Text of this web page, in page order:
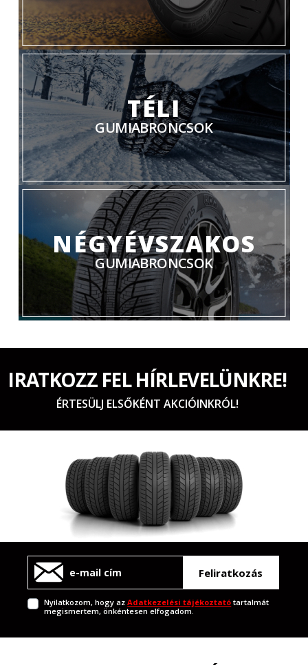
TÉLI
GUMIABRONCSOK
NÉGYÉVSZAKOS
GUMIABRONCSOK
IRATKOZZ FEL HÍRLEVELÜNKRE!
ÉRTESÜLJ ELSŐKÉNT AKCIÓINKRÓL!
Feliratkozás
Nyilatkozom, hogy azAdatkezelési tájékoztató tartalmát
megismertem, önkéntesen elfogadom.